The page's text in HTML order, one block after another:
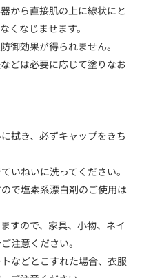
から直接肌の上に線状にと
くなじませます。
御効果が得られません。
どは必要に応じて塗りなお
拭き、必ずキャップをきち
いねいに洗ってください。
で塩素系漂白剤のご使用は
すので、家具、小物、ネイ
注意ください。
などとこすれた場合、衣服